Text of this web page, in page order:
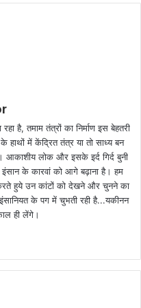
है, तमाम तंत्रों का निर्माण इस बेहतरी
में केंद्रित तंत्र या तो साध्य बन
आकाशीय लोक और इसके इर्द गिर्द बुनी
के कारवां को आगे बढ़ाना है। हम
हुये उन कांटों को देखने और चुनने का
के पग में चुभती रही है...यकीनन
ही लेंगे।